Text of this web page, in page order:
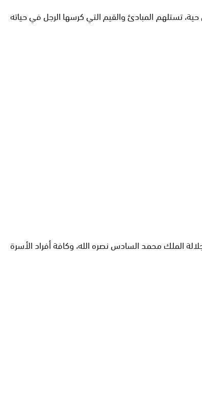
تستلهم المبادئ والقيم التي كرسها الرجل في حياته
الملك محمد السادس نصره الله، وكافة أفراد الأسرة